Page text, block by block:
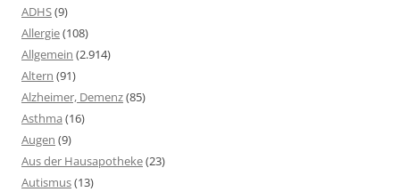
ADHS(9)
Allergie(108)
Allgemein (2.914)
Altern (91)
Alzheimer, Demenz(85)
Asthma (16)
Augen (9)
Aus der Hausapotheke(23)
Autismus(13)